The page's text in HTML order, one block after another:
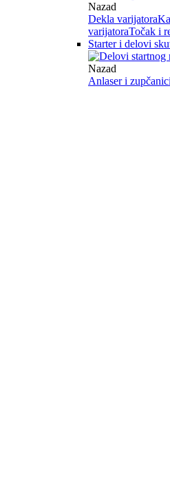
Nazad
Dekla varijatora
varijatoraTočak i
Starter i delovi
Nazad
Anlaser i zupčanici